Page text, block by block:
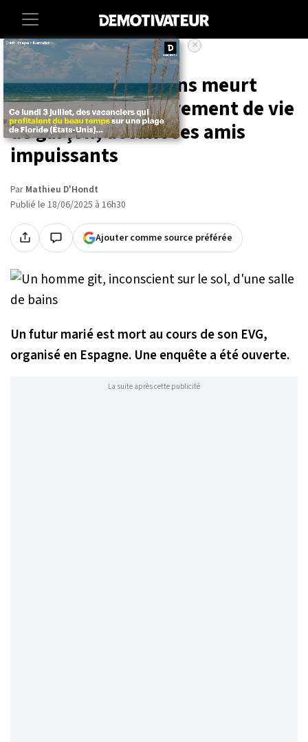
Accueil Societe Lifestyle
Un Français de 29 ans meurt
pendant son enterrement de vie
de garçon, devant ses amis
impuissants
Par Mathieu D'Hondt
Publié le 18/06/2025 à 16h30
Ajouter comme source préférée
Un futur marié est mort au cours de son EVG,
organisé en Espagne. Une enquête a été ouverte.
La suite après cette publicité
×